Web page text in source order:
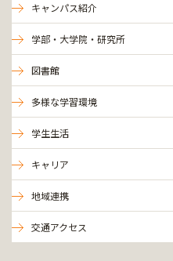
キャンパス紹介
学部・大学院・研究所
図書館
多様な学習環境
学生生活
キャリア
地域連携
交通アクセス